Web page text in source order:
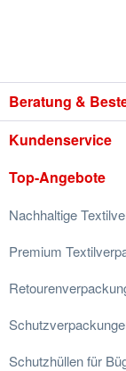
Beratung &
Kundenservice
Top-Angebote
Nachhaltige
Premium
Schutzhüllen für